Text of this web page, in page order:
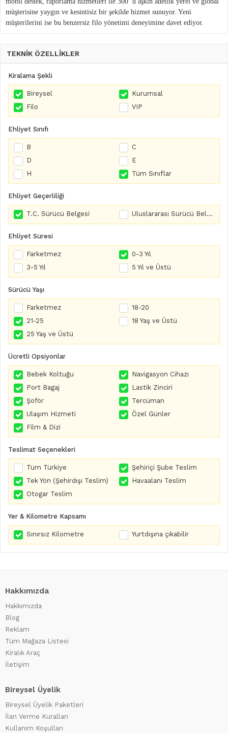
müşterisine yaygın ve kesintisiz bir şekilde hizmet sunuyor. Yeni
müşterilerini ise bu benzersiz filo yönetimi deneyimine davet ediyor.
TEKNİK ÖZELLİKLER
Kiralama Şekli
Bireysel
Kurumsal
Filo
VIP
Ehliyet Sınıfı
B
C
D
E
H
Tüm Sınıflar
Ehliyet Geçerliliği
T.C. Sürücü Belgesi Uluslararası Sürücü Belgesi
Ehliyet Süresi
Farketmez
0-3 Yıl
3-5 Yıl
5 Yıl ve Üstü
Sürücü Yaşı
Farketmez
18-20
21-25
18 Yaş ve Üstü
25 Yaş ve Üstü
Ücretli Opsiyonlar
Bebek Koltuğu
Navigasyon Cihazı
Port Bagaj
Lastik Zinciri
Şoför
Tercüman
Ulaşım Hizmeti
Özel Günler
Film & Dizi
Teslimat Seçenekleri
Tüm Türkiye
Şehiriçi Şube Teslim
Tek Yön (Şehirdışı Teslim)
Havaalanı Teslim
Otogar Teslim
Yer & Kilometre Kapsamı
Sınırsız Kilometre Yurtdışına çıkabilir
Hakkımızda
Hakkımızda
Blog
Reklam
Tüm Mağaza Listesi
Kiralık Araç
İletişim
Bireysel Üyelik
Bireysel Üyelik Paketleri
İlan Verme Kuralları
Kullanım Koşulları